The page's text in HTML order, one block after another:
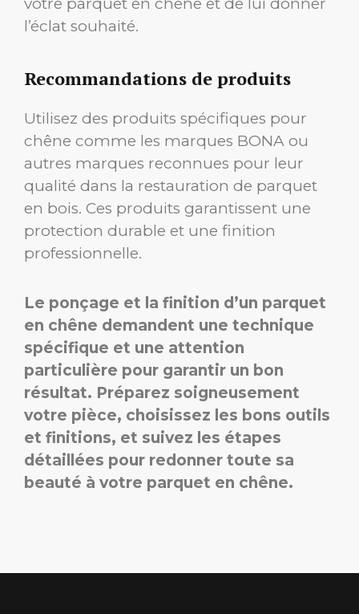
l’éclat souhaité.
Recommandations de produits
Utilisez des produits spécifiques pour
chêne comme les marques BONA ou
autres marques reconnues pour leur
qualité dans la restauration de parquet
en bois. Ces produits garantissent une
protection durable et une finition
professionnelle.
Le ponçage et la finition d’un parquet
en chêne demandent une technique
spécifique et une attention
particulière pour garantir un bon
résultat. Préparez soigneusement
votre pièce, choisissez les bons outils
et finitions, et suivez les étapes
détaillées pour redonner toute sa
beauté à votre parquet en chêne.